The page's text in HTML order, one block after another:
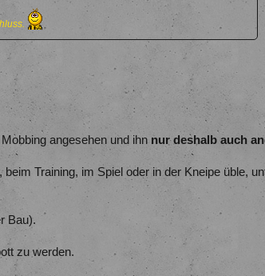
angesehen und ihn nur deshalb auch
Training, im Spiel oder in der Kneipe üble,
Bau).
zu werden.